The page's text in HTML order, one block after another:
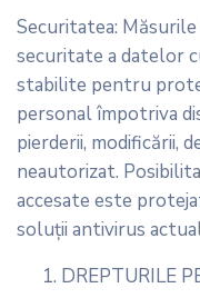
Securitatea:
securitate a datelor
stabilite pentru
personal împotriva
pierderii, modificării,
neautorizat.
accesate este
soluţii antivirus
DREPTURILE